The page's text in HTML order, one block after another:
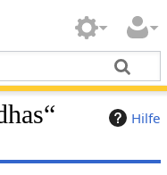
Hilfe